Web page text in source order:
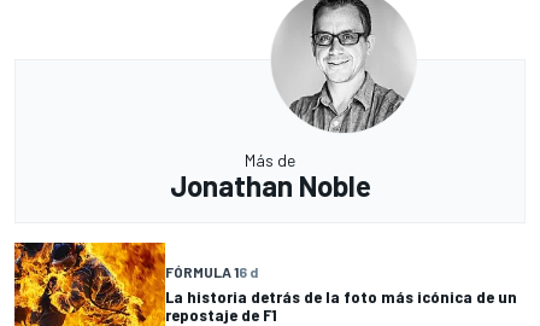
Más de
Jonathan Noble
FÓRMULA 16 d
La historia detrás de la foto más icónica de un
repostaje de F1